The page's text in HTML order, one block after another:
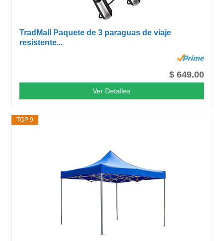
TradMall Paquete de 3 paraguas de viaje
resistente...
$ 649.00
Ver Detalles
TOP 9